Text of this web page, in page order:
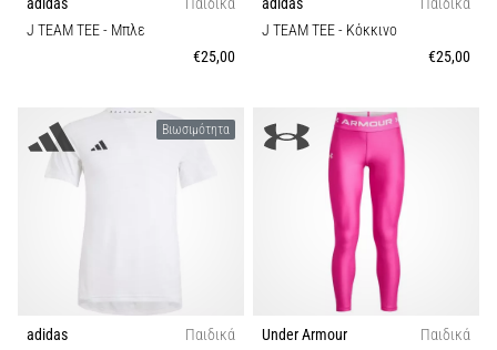
ευκιννησία
κατεύθυνσης.
Πώς
εκτελείται
29 λεπτά ανάγνωσης
adidas
Παιδικά
J TEAM TEE- Μπλε
€25,00
adidas
Παιδικά
J TEAM TEE- Κόκκινο
€25,00
Βιωσιμότητα
adidas
Παιδικά
Under Armour
Παιδικά